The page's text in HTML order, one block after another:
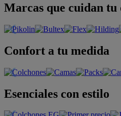
Marcas que cuidan tu
Confort a tu medida
Esenciales con estilo